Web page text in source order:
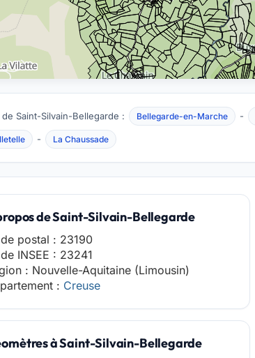
Saint-Silvain-Bellegarde : Bellegarde-en-Marche -
- La Chaussade
de Saint-Silvain-Bellegarde
postal : 23190
INSEE : 23241
: Nouvelle-Aquitaine (Limousin)
: Creuse
à Saint-Silvain-Bellegarde